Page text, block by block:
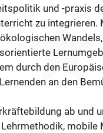
und -praxis
zu
durch den
Lernenden an den
ab und
mobile